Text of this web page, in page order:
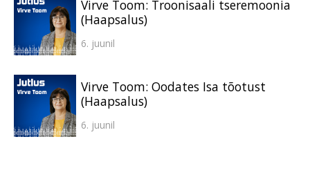
Virve Toom: Troonisaali tseremoonia
(Haapsalus)
6. juunil
Virve Toom: Oodates Isa tõotust
(Haapsalus)
6. juunil